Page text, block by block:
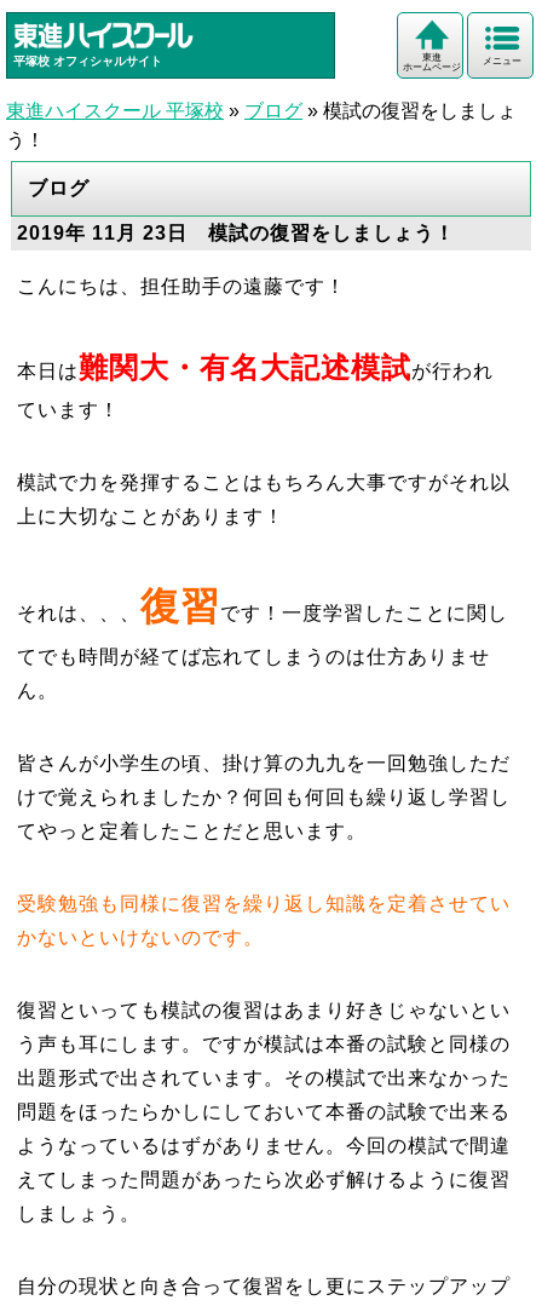
平塚校 オフィシャルサイト メニュー
東進
ホームページ
東進ハイスクール 平塚校 » ブログ » 模試の復習をしましょ
う！
ブログ
2019年 11月 23日 模試の復習をしましょう！
こんにちは、担任助手の遠藤です！
本日は難関大・有名大記述模試が行われ
ています！
模試で力を発揮することはもちろん大事ですがそれ以
上に大切なことがあります！
それは、、、 復習 です！一度学習したことに関し
てでも時間が経てば忘れてしまうのは仕方ありませ
ん。
皆さんが小学生の頃、掛け算の九九を一回勉強しただ
けで覚えられましたか？何回も何回も繰り返し学習し
てやっと定着したことだと思います。
受験勉強も同様に復習を繰り返し知識を定着させてい
かないといけないのです。
復習といっても模試の復習はあまり好きじゃないとい
う声も耳にします。ですが模試は本番の試験と同様の
出題形式で出されています。その模試で出来なかった
問題をほったらかしにしておいて本番の試験で出来る
ようなっているはずがありません。今回の模試で間違
えてしまった問題があったら次必ず解けるように復習
しましょう。
自分の現状と向き合って復習をし更にステップアップ